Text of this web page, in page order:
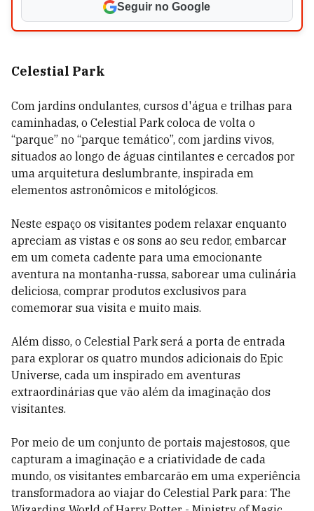
Seguir no Google
Celestial Park
Com jardins ondulantes, cursos d'água e trilhas para
caminhadas, o Celestial Park coloca de volta o
“parque” no “parque temático”, com jardins vivos,
situados ao longo de águas cintilantes e cercados por
uma arquitetura deslumbrante, inspirada em
elementos astronômicos e mitológicos.
Neste espaço os visitantes podem relaxar enquanto
apreciam as vistas e os sons ao seu redor, embarcar
em um cometa cadente para uma emocionante
aventura na montanha-russa, saborear uma culinária
deliciosa, comprar produtos exclusivos para
comemorar sua visita e muito mais.
Além disso, o Celestial Park será a porta de entrada
para explorar os quatro mundos adicionais do Epic
Universe, cada um inspirado em aventuras
extraordinárias que vão além da imaginação dos
visitantes.
Por meio de um conjunto de portais majestosos, que
capturam a imaginação e a criatividade de cada
mundo, os visitantes embarcarão em uma experiência
transformadora ao viajar do Celestial Park para: The